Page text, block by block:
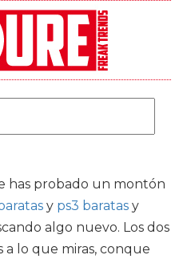
has probado un montón
y ps3 baratas y
algo nuevo. Los dos
lo que miras, conque